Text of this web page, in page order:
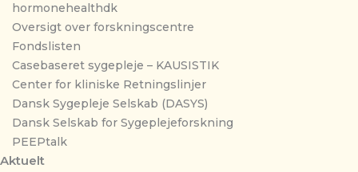
hormonehealthdk
Oversigt over forskningscentre
Fondslisten
Casebaseret sygepleje – KAUSISTIK
Center for kliniske Retningslinjer
Dansk Sygepleje Selskab (DASYS)
Dansk Selskab for Sygeplejeforskning
PEEPtalk
Aktuelt